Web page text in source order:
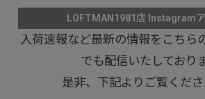
LOFTMAN1981店 Instagram
入荷速報など最新の情報をこちら
でも配信いたしておりま
是非、下記よりご覧くださ